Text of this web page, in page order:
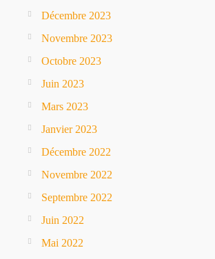
Décembre 2023
Novembre 2023
Octobre 2023
Juin 2023
Mars 2023
Janvier 2023
Décembre 2022
Novembre 2022
Septembre 2022
Juin 2022
Mai 2022